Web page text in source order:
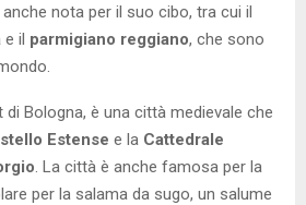
anche nota per il suo cibo, tra cui il
e il parmigiano reggiano, che sono
di Bologna, è una città medievale che
Estense e la Cattedrale
. La città è anche famosa per la
per la salama da sugo, un salume